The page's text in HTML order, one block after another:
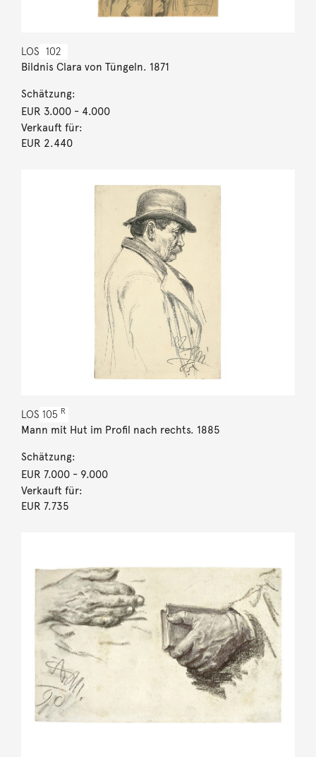
LOS 102
Bildnis Clara von Tüngeln. 1871
Schätzung:
EUR 3.000- 4.000
Verkauft für:
EUR 2.440
LOS 105 R
Mann mit Hut im Profil nach rechts. 1885
Schätzung:
EUR 7.000- 9.000
Verkauft für:
EUR 7.735